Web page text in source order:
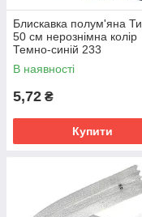
Блискавка полум'яна
50 см нерознімна колір
Темно-синій 233
В наявності
5,72 ₴
Купити